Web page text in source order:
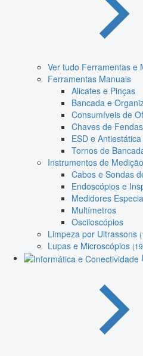
Ver tudo Ferramentas e
Ferramentas Manuais
Alicates e Pinças
Bancada e
Consumíveis de
Chaves de
ESD e Antiestática
Tornos de
Instrumentos de Medição
Cabos e Sondas
Endoscópios e
Medidores
Multímetros
Osciloscópios
Limpeza por Ultrassons
Lupas e Microscópios